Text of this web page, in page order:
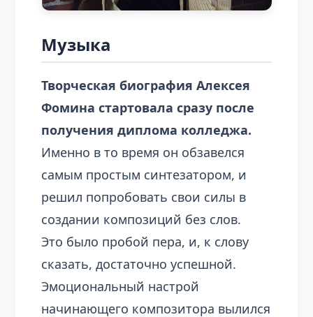
Музыка
Творческая биография Алексея
Фомина стартовала сразу после
получения диплома колледжа.
Именно в то время он обзавелся
самым простым синтезатором, и
решил попробовать свои силы в
создании композиций без слов.
Это было пробой пера, и, к слову
сказать, достаточно успешной.
Эмоциональный настрой
начинающего композитора вылился